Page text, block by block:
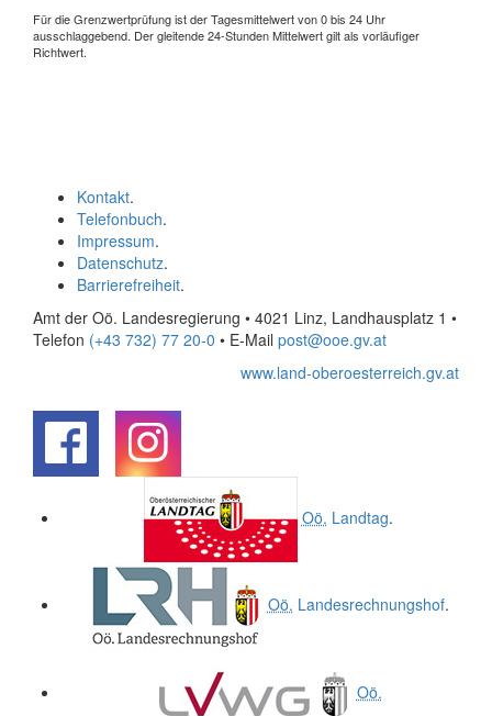
Für die Grenzwertprüfung ist der Tagesmittelwert von 0 bis 24 Uhr
ausschlaggebend. Der gleitende 24-Stunden Mittelwert gilt als vorläufiger
Richtwert.
Kontakt.
Telefonbuch.
Impressum.
Datenschutz.
Barrierefreiheit.
Amt der Oö. Landesregierung • 4021 Linz, Landhausplatz 1 •
Telefon (+43 732) 77 20-0 • E-Mail post@ooe.gv.at
www.land-oberoesterreich.gv.at
Oö. Landtag.
Oö. Landesrechnungshof.
Oö.